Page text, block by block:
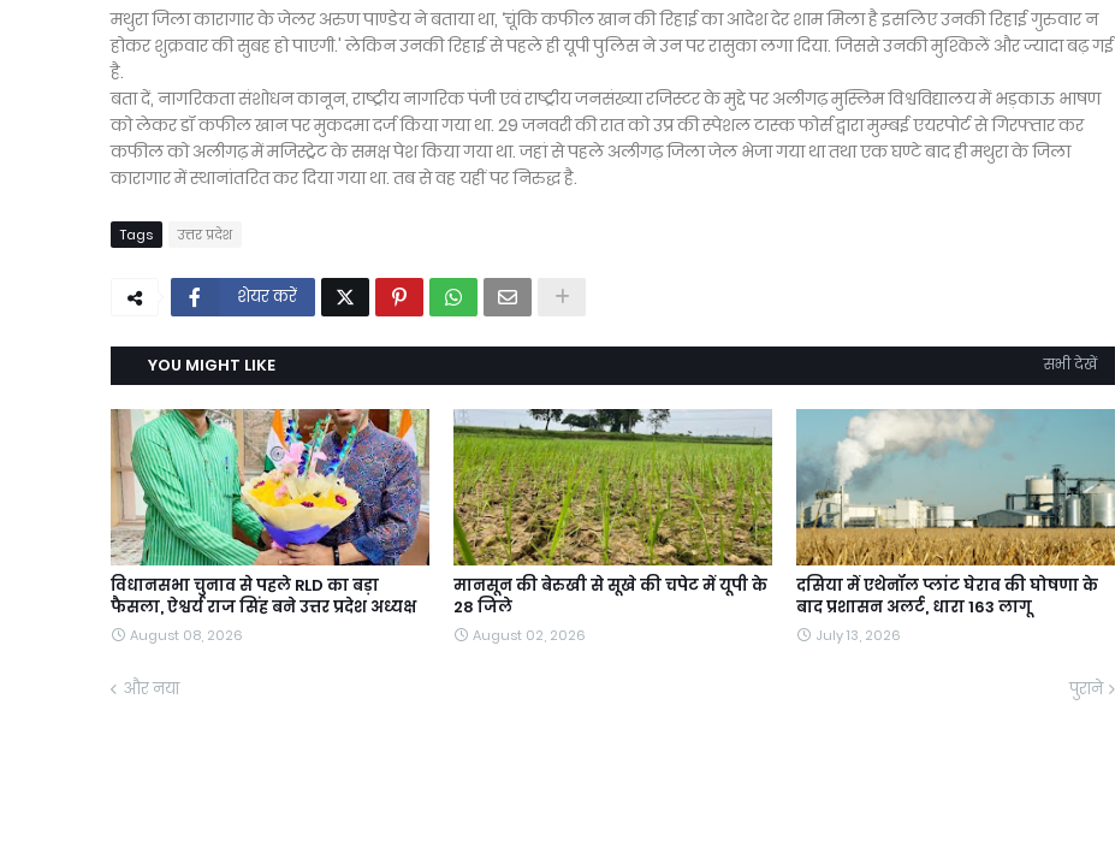
मथुरा जिला कारागार के जेलर अरुण पाण्डेय ने बताया था, ‘चूंकि कफील खान की रिहाई का आदेश देर शाम मिला है इसलिए उनकी रिहाई गुरुवार न
होकर शुक्रवार की सुबह हो पाएगी.' लेकिन उनकी रिहाई से पहले ही यूपी पुलिस ने उन पर रासुका लगा दिया. जिससे उनकी मुश्किलें और ज्यादा बढ़ गई
है.
बता दें, नागरिकता संशोधन कानून, राष्ट्रीय नागरिक पंजी एवं राष्ट्रीय जनसंख्या रजिस्टर के मुद्दे पर अलीगढ़ मुस्लिम विश्वविद्यालय में भड़काऊ भाषण
को लेकर डॉ कफील खान पर मुकदमा दर्ज किया गया था. 29 जनवरी की रात को उप्र की स्पेशल टास्क फोर्स द्वारा मुम्बई एयरपोर्ट से गिरफ्तार कर
कफील को अलीगढ़ में मजिस्ट्रेट के समक्ष पेश किया गया था. जहां से पहले अलीगढ़ जिला जेल भेजा गया था तथा एक घण्टे बाद ही मथुरा के जिला
कारागार में स्थानांतरित कर दिया गया था. तब से वह यहीं पर निरुद्ध है.
Tags उत्तर प्रदेश
शेयर करें
YOU MIGHT LIKE सभी देखें
विधानसभा चुनाव से पहले RLD का बड़ा
फैसला, ऐश्वर्य राज सिंह बने उत्तर प्रदेश अध्यक्ष
August 08, 2026
मानसून की बेरुखी से सूखे की चपेट में यूपी के
28 जिले
August 02, 2026
दसिया में एथेनॉल प्लांट घेराव की घोषणा के
बाद प्रशासन अलर्ट, धारा 163 लागू
July 13, 2026
और नया पुराने